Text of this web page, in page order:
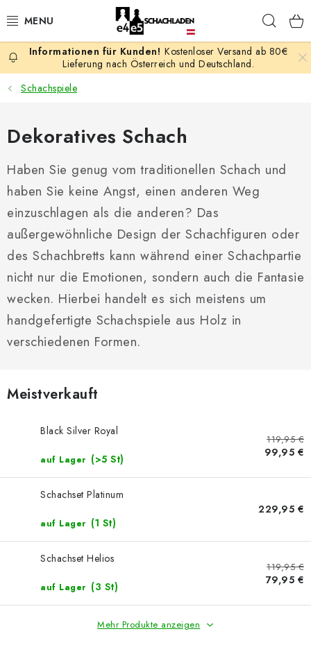
Inhalt
AKTION
SCHACHSPIELE
SCHACHFIGUREN
SCHACHBRETTER
SCHACHUHREN
SCHACHBÜCHER
SCHACH-ANTIQUITÄTENLADEN
SCHACH ONLINE
SCHACH-MERCH
SCHACH GESCHENKE
KONTAKT
Kontakt FAQ Über uns
Geschäftsbedingungen
Kostenloser Versand ab 80€
Lieferung nach Österreich und Deutschland.
Schachspiele
Dekoratives Schach
Haben Sie genug vom traditionellen Schach und
haben Sie keine Angst, einen anderen Weg
einzuschlagen als die anderen? Das
außergewöhnliche Design der Schachfiguren oder
des Schachbretts kann während einer Schachpartie
nicht nur die Emotionen, sondern auch die Fantasie
wecken. Hierbei handelt es sich meistens um
handgefertigte Schachspiele aus Holz in
verschiedenen Formen.
Meistverkauft
Black Silver Royal
auf Lager (>5 St)
119,95 €
99,95 €
Schachset Platinum
auf Lager (1 St)
229,95 €
Schachset Helios
auf Lager (3 St)
119,95 €
79,95 €
Mehr Produkte anzeigen